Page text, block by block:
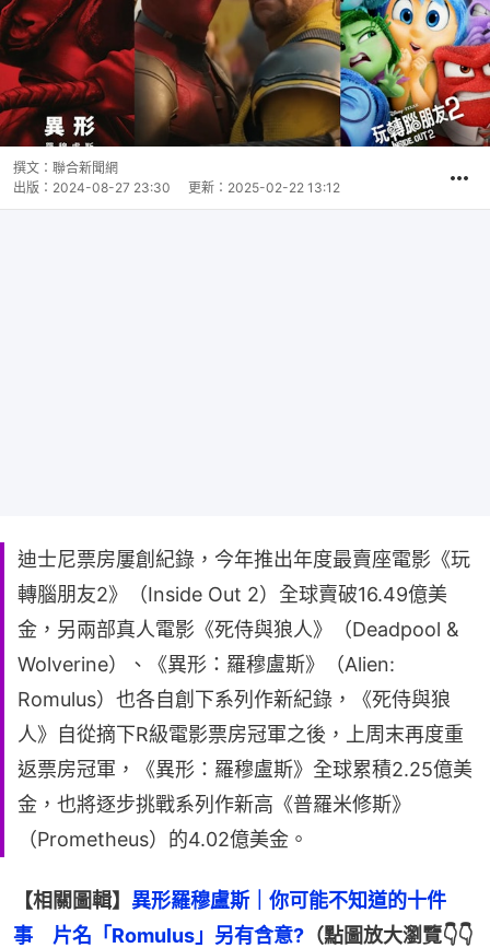
撰文： 聯合新聞網
出版： 2024-08-27 23:30 更新： 2025-02-22 13:12
迪士尼票房屢創紀錄，今年推出年度最賣座電影《玩
轉腦朋友2》（Inside Out 2）全球賣破16.49億美
金，另兩部真人電影《死侍與狼人》（Deadpool &
Wolverine）、《異形：羅穆盧斯》（Alien:
Romulus）也各自創下系列作新紀錄，《死侍與狼
人》自從摘下R級電影票房冠軍之後，上周末再度重
返票房冠軍，《異形：羅穆盧斯》全球累積2.25億美
金，也將逐步挑戰系列作新高《普羅米修斯》
（Prometheus）的4.02億美金。
【相關圖輯】 異形羅穆盧斯｜你可能不知道的十件
事　片名「Romulus」另有含意? （點圖放大瀏覽👇👇